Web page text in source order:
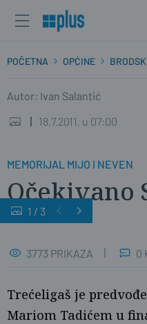
POČETNA OPĆINE
Autor: Ivan Salantić
18.7.2011. u 07:00
MEMORIJAL MIJO I NEVEN
Očekivano
1 / 3
3773 PRIKAZA 0
Trećeligaš je
Mariom Tadićem u